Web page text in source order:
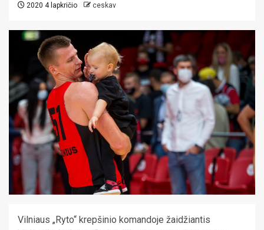
2020 4 lapkričio ceskav
Vilniaus „Ryto“ krepšinio komandoje žaidžiantis